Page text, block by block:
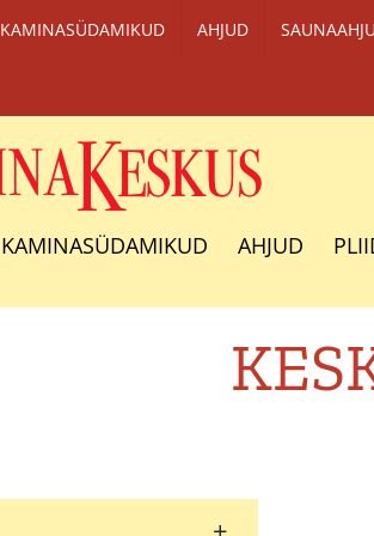
KAMINASÜDAMIKUD AHJUD
KAMINASÜDAMIKUD AHJUD